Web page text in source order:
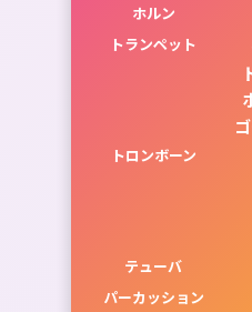
ホルン
トランペット
トロンボーン
テューバ
パーカッション